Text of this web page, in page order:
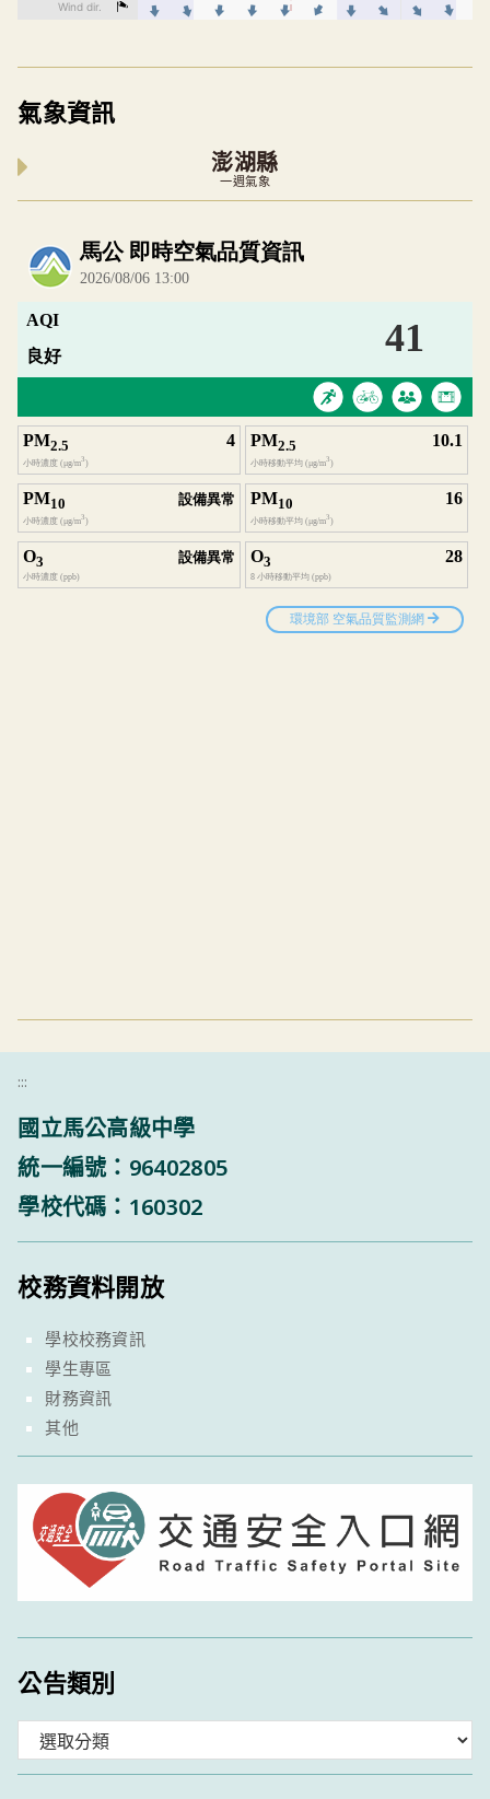
氣象資訊
澎湖縣
一週氣象
內嵌空氣品質小工具為視覺預覽，完整即時空
:::
國立馬公高級中學
統一編號：96402805
學校代碼：160302
校務資料開放
學校校務資訊
學生專區
財務資訊
其他
公告類別
類